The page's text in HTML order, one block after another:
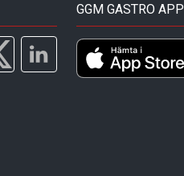
GGM GASTRO APP